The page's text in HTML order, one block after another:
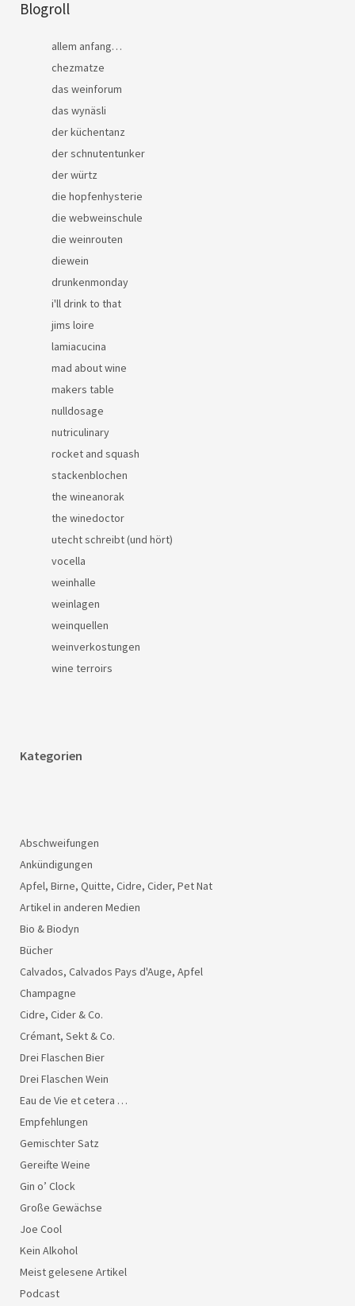
Blogroll
allem anfang…
chezmatze
das weinforum
das wynäsli
der küchentanz
der schnutentunker
der würtz
die hopfenhysterie
die webweinschule
die weinrouten
diewein
drunkenmonday
i'll drink to that
jims loire
lamiacucina
mad about wine
makers table
nulldosage
nutriculinary
rocket and squash
stackenblochen
the wineanorak
the winedoctor
utecht schreibt (und hört)
vocella
weinhalle
weinlagen
weinquellen
weinverkostungen
wine terroirs
Kategorien
Abschweifungen
Ankündigungen
Apfel, Birne, Quitte, Cidre, Cider, Pet Nat
Artikel in anderen Medien
Bio & Biodyn
Bücher
Calvados, Calvados Pays d'Auge, Apfel
Champagne
Cidre, Cider & Co.
Crémant, Sekt & Co.
Drei Flaschen Bier
Drei Flaschen Wein
Eau de Vie et cetera …
Empfehlungen
Gemischter Satz
Gereifte Weine
Gin o’ Clock
Große Gewächse
Joe Cool
Kein Alkohol
Meist gelesene Artikel
Podcast